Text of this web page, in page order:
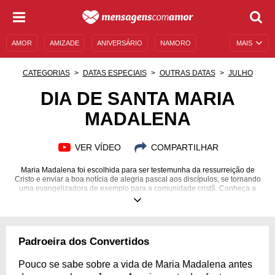
MAIS
AMOR AMIZADE ANIVERSÁRIO NAMORO
MENSAGENS E FRASES MENSAGENS DE ANIVERSÁRIO
CATEGORIAS DATAS ESPECIAIS OUTRAS DATAS JULHO
DIA DE SANTA MARIA
MADALENA
VER VÍDEO COMPARTILHAR
Maria Madalena foi escolhida para ser testemunha da ressurreição de
Cristo e enviar a boa notícia de alegria pascal aos discípulos, se tornando
uma evangelizadora de exemplo para a comunidade cristã. Conheça a
história dessa seguidora do Senhor e não deixe de orar!
Padroeira dos Convertidos
Pouco se sabe sobre a vida de Maria Madalena antes